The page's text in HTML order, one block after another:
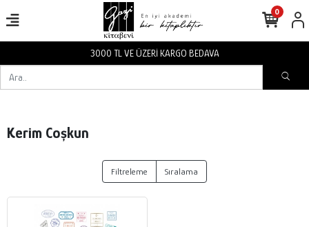
3000 TL VE ÜZERİ KARGO BEDAVA
0
Kerim Coşkun
Filtreleme Sıralama